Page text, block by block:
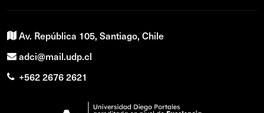
Av. República 105, Santiago, Chile
adci@mail.udp.cl
+562 2676 2621